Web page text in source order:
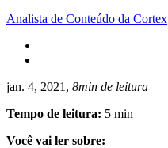
Analista de Conteúdo da Cortex
jan. 4, 2021, 8min de leitura
Tempo de leitura: 5 min
Você vai ler sobre: